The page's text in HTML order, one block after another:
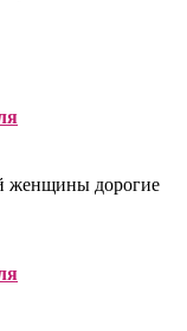
женщины дорогие